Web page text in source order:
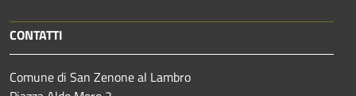
CONTATTI
Comune di San Zenone al Lambro